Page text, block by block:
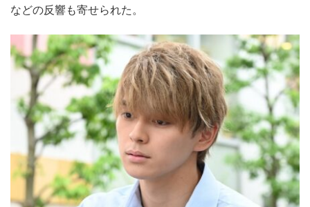
などの反響も寄せられた。